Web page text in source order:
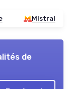
Mistral
de